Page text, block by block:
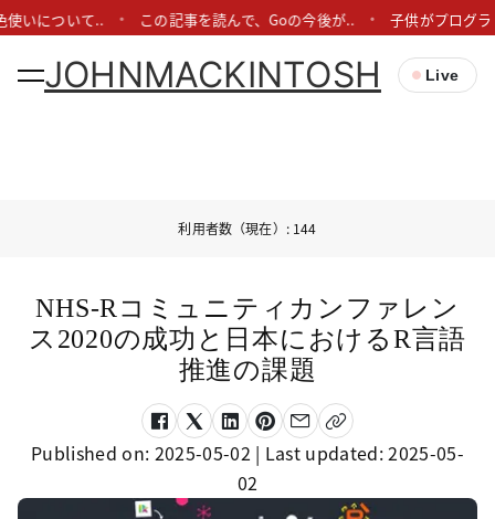
使いについて.. この記事を読んで、Goの今後が.. 子供がプログ
JOHNMACKINTOSH Live
利用者数（現在）: 144
NHS-Rコミュニティカンファレン
ス2020の成功と日本におけるR言語
推進の課題
Published on: 2025-05-02 | Last updated:2025-05-
02